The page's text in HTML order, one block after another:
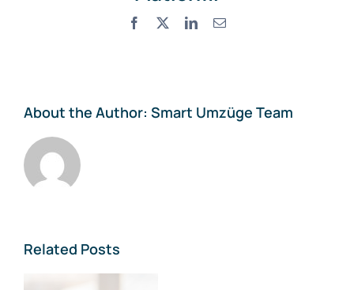
Facebook LinkedInEmail
About the Author: Smart Umzüge Team
Related Posts